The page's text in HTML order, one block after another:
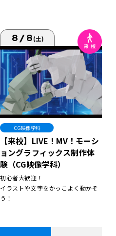
8/8(土)
CG映像学科
【来校】LIVE！MV！モーシ
ョングラフィックス制作体
験（CG映像学科）
初心者大歓迎！
イラストや文字をかっこよく動かそ
う！